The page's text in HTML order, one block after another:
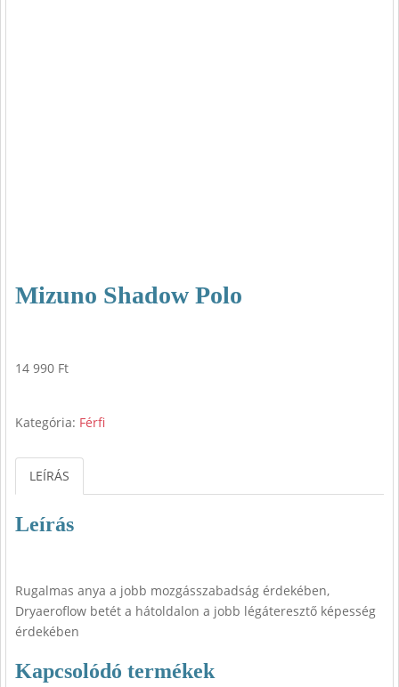
Mizuno Shadow Polo
14 990 Ft
Kategória: Férfi
LEÍRÁS
Leírás
Rugalmas anya a jobb mozgásszabadság érdekében,
Dryaeroflow betét a hátoldalon a jobb légáteresztő képesség
érdekében
Kapcsolódó termékek